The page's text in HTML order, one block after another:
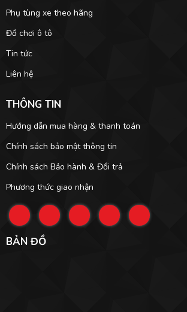
Phụ tùng xe theo hãng
Đồ chơi ô tô
Tin tức
Liên hệ
THÔNG TIN
Hướng dẫn mua hàng & thanh toán
Chính sách bảo mật thông tin
Chính sách Bảo hành & Đổi trả
Phương thức giao nhận
BẢN ĐỒ